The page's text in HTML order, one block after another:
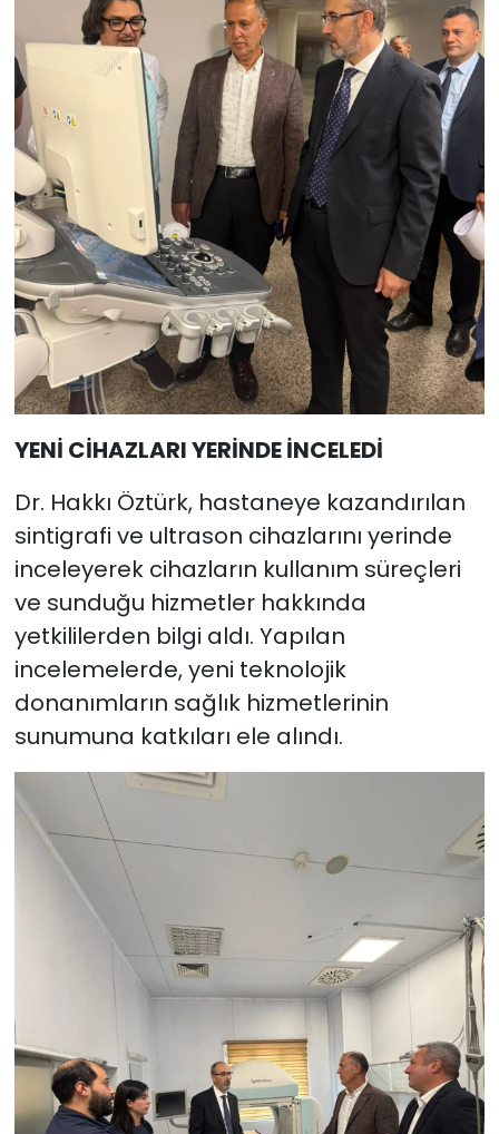
YENİ CİHAZLARI YERİNDE İNCELEDİ
Dr. Hakkı Öztürk, hastaneye kazandırılan
sintigrafi ve ultrason cihazlarını yerinde
inceleyerek cihazların kullanım süreçleri
ve sunduğu hizmetler hakkında
yetkililerden bilgi aldı. Yapılan
incelemelerde, yeni teknolojik
donanımların sağlık hizmetlerinin
sunumuna katkıları ele alındı.